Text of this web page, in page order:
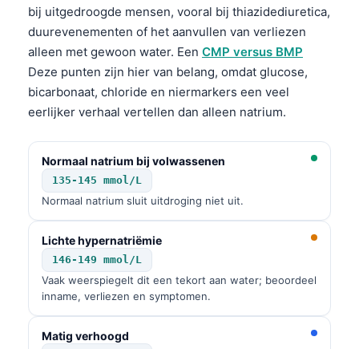
bij uitgedroogde mensen, vooral bij thiazidediuretica,
duurevenementen of het aanvullen van verliezen
alleen met gewoon water. Een CMP versus BMP
Deze punten zijn hier van belang, omdat glucose,
bicarbonaat, chloride en niermarkers een veel
eerlijker verhaal vertellen dan alleen natrium.
Normaal natrium bij volwassenen
135-145 mmol/L
Normaal natrium sluit uitdroging niet uit.
Lichte hypernatriëmie
146-149 mmol/L
Vaak weerspiegelt dit een tekort aan water; beoordeel
inname, verliezen en symptomen.
Matig verhoogd